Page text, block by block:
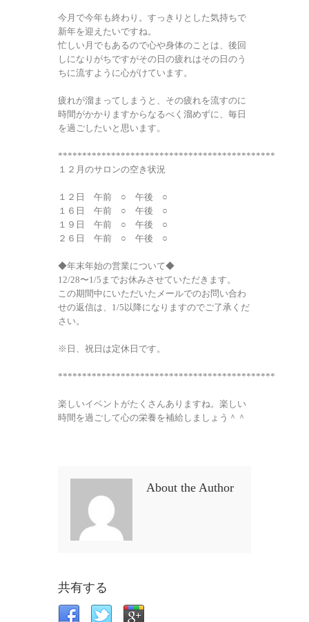
今月で今年も終わり。すっきりとした気持ちで
新年を迎えたいですね。
忙しい月でもあるので心や身体のことは、後回
しになりがちですがその日の疲れはその日のう
ちに流すように心がけています。
疲れが溜まってしまうと、その疲れを流すのに
時間がかかりますからなるべく溜めずに、毎日
を過ごしたいと思います。
*********************************************
１２月のサロンの空き状況
１２日 午前 ○ 午後 ○
１６日 午前 ○ 午後 ○
１９日 午前 ○ 午後 ○
２６日 午前 ○ 午後 ○
◆年末年始の営業について◆
12/28〜1/5までお休みさせていただきます。
この期間中にいただいたメールでのお問い合わ
せの返信は、1/5以降になりますのでご了承くだ
さい。
※日、祝日は定休日です。
*********************************************
楽しいイベントがたくさんありますね。楽しい
時間を過ごして心の栄養を補給しましょう＾＾
About the Author
共有する